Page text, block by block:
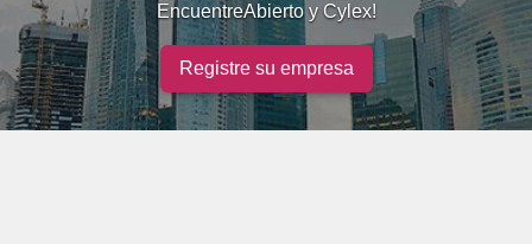
EncuentreAbierto y Cylex!
Registre su empresa